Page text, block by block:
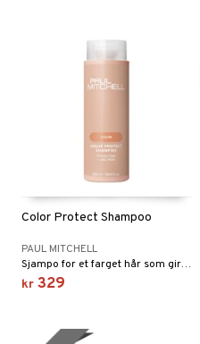
Color Protect Shampoo
PAUL MITCHELL
Sjampo for et farget hår som gir håret styrke, spenst og fyldighet.
kr 329